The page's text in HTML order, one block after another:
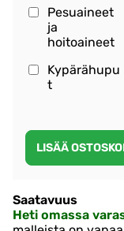
Pesuaineet
ja
hoitoaineet
Kypärähupu
t
Saatavuus
Heti omassa